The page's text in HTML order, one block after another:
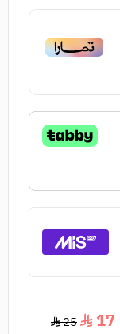
17
25